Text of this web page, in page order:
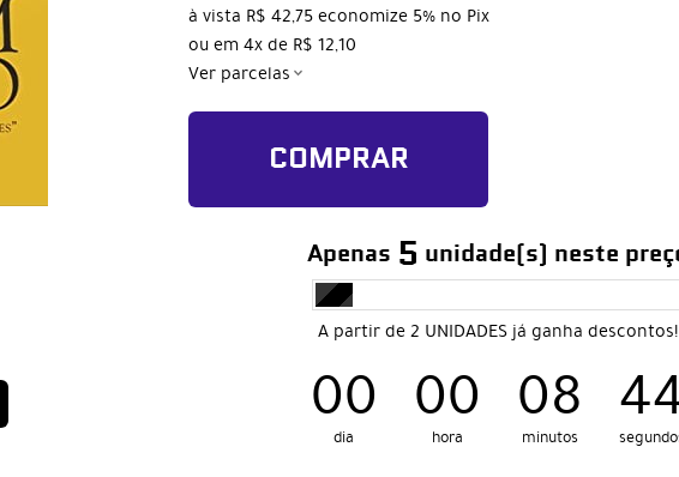
à vista R$ 42,75economize 5% no Pix
ou em4xde R$ 12,10
Ver parcelas
COMPRAR
Apenas 5 unidade(s) neste
A partir de 2 UNIDADES já ganha descontos!
00
dia 00
hora 08
minutos